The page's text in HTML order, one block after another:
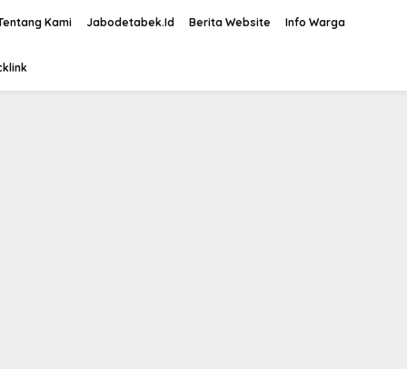
Kami Jabodetabek.Id Berita Website Info Warga